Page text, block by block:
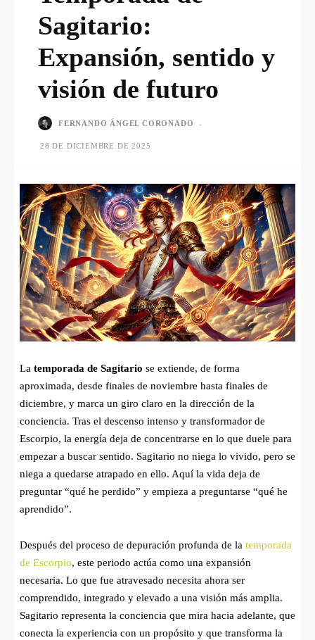
Sagitario:
Expansión, sentido y
visión de futuro
FERNANDO ÁNGEL CORONADO -
28 DE DICIEMBRE DE 2025
La temporada de Sagitario se extiende, de forma
aproximada, desde finales de noviembre hasta finales de
diciembre, y marca un giro claro en la dirección de la
conciencia. Tras el descenso intenso y transformador de
Escorpio, la energía deja de concentrarse en lo que duele para
empezar a buscar sentido. Sagitario no niega lo vivido, pero se
niega a quedarse atrapado en ello. Aquí la vida deja de
preguntar “qué he perdido” y empieza a preguntarse “qué he
aprendido”.
Después del proceso de depuración profunda de la temporada
de Escorpio, este periodo actúa como una expansión
necesaria. Lo que fue atravesado necesita ahora ser
comprendido, integrado y elevado a una visión más amplia.
Sagitario representa la conciencia que mira hacia adelante, que
conecta la experiencia con un propósito y que transforma la